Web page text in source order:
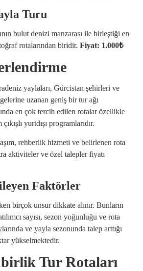
Turu
bulut denizi manzarası ile birleştiği en
rotalarından biridir. Fiyat: 1.000₺
yaylaları, Gürcistan şehirleri ve
uzanan geniş bir tur ağı
en çok tercih edilen rotalar özellikle
yurtdışı programlarıdır.
rehberlik hizmeti ve belirlenen rota
aktiviteler ve özel talepler fiyatı
Faktörler
birçok unsur dikkate alınır. Bunların
sayısı, sezon yoğunluğu ve rota
ve yayla sezonunda talep arttığı
yükselmektedir.
Tur Rotaları